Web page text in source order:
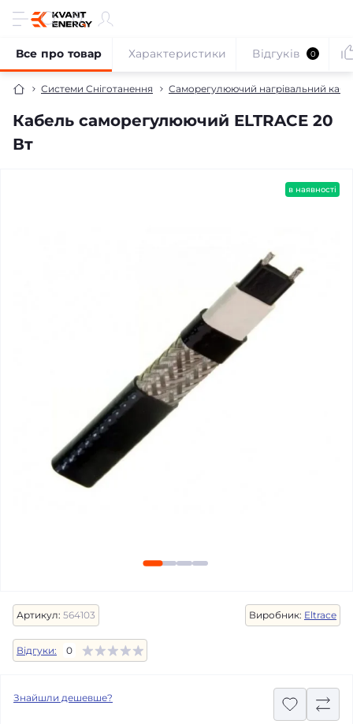
Системи Сніготанення Саморегулюючий нагрівальний
Кабель саморегулюючий ELTRACE 20
Вт
Все про товар Характеристики Відгуків 0
в наявності
Артикул: 564103 Виробник: Eltrace
Відгуки: 0
Знайшли дешевше?